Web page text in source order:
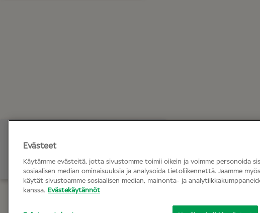
Evästeet
Käytämme evästeitä, jotta sivustomme toimii oikein ja voimme personoida
sosiaalisen median ominaisuuksia ja analysoida tietoliikennettä. Jaamme
käytät sivustoamme sosiaalisen median, mainonta- ja
kanssa.
Evästekäytännöt